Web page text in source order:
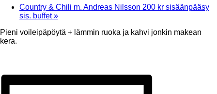
Country & Chili m. Andreas Nilsson 200 kr sisäänpääsy
sis. buffet»
Pieni voileipäpöytä + lämmin ruoka ja kahvi jonkin makean
kera.